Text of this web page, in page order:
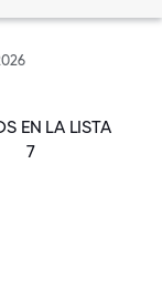
EN LA LISTA
7